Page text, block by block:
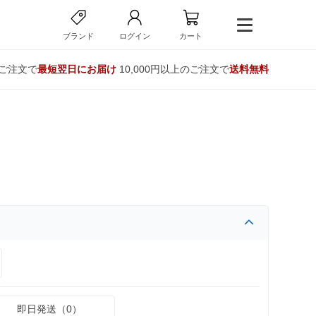
ブランド ログイン カート
注文で最短翌日にお届け10,000円以上のご注文で送料無料
即日発送（0）